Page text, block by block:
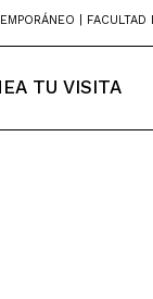
|
TU VISITA